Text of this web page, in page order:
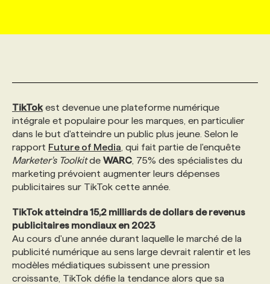
NOUVEAUX MANDATS
INITIATIVES NUMÉRIQUES
PRIX ET DISTINCTIONS
TENDANCES
MARKETING DURABLE
GEO/SEO
ÉVÉNEMENTIEL
NOS AUTEUR‧RICES
BULLETIN RECRUTEMENT
ANNONCEZ AVEC NOUS
AFFICHEZ UN POSTE / TARIFS
PROFIL ENTREPRISE
FAQ
ANNONCEZ AVEC NOUS
CANDIDAT
PROFIL CANDIDAT
NOS CONFÉRENCES
ANNONCEZ AVEC NOUS
FORMATIONS
NOS PARCOURS DE FORMATIONS
FORMATIONS PERSONNALISÉES
NOS FORMATEUR‧RICES
POURQUOI CHOISIR NOS FORMATIONS
NOS TARIFS
SERVICE DE CHASSE DE TÊTE
NOS TARIFS
NOS EXPERTISES
FAQ
ANNONCEZ AVEC NOUS
TikTokest devenue une plateforme numérique
intégrale et populaire pour les marques, en particulier
dans le but d'atteindre un public plus jeune. Selon le
rapport Future of Media , qui fait partie de l'enquête
Marketer's Toolkitde WARC , 75% des spécialistes du
marketing prévoient augmenter leurs dépenses
publicitaires sur TikTok cette année.
TikTok atteindra 15,2 milliards de dollars de revenus
publicitaires mondiaux en 2023
Au cours d'une année durant laquelle le marché de la
publicité numérique au sens large devrait ralentir et les
modèles médiatiques subissent une pression
croissante, TikTok défie la tendance alors que sa